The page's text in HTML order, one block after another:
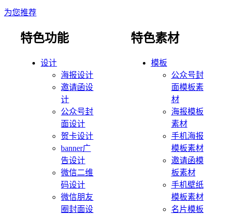
为您推荐
特色功能
设计
海报设计
邀请函设
计
公众号封
面设计
贺卡设计
banner广
告设计
微信二维
码设计
微信朋友
圈封面设
特色素材
模板
公众号封
面模板素
材
海报模板
素材
手机海报
模板素材
邀请函模
板素材
手机壁纸
模板素材
名片模板